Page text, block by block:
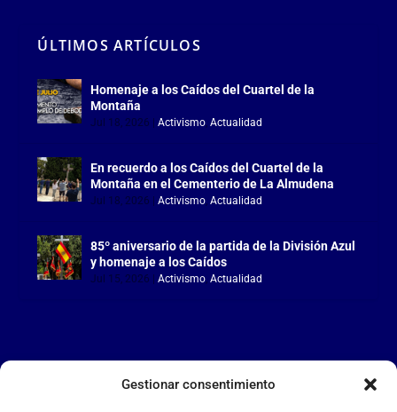
Gestionar consentimiento
ÚLTIMOS ARTÍCULOS
Homenaje a los Caídos del Cuartel de la
Montaña
Jul 18, 2026 |Activismo,Actualidad
En recuerdo a los Caídos del Cuartel de la
Montaña en el Cementerio de La Almudena
Jul 18, 2026 |Activismo,Actualidad
85º aniversario de la partida de la División Azul
y homenaje a los Caídos
Jul 15, 2026 |Activismo,Actualidad
LA FALANGE